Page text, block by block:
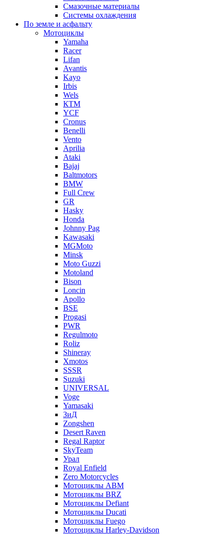
Смазочные материалы
Системы охлаждения
По земле и асфальту
Мотоциклы
Yamaha
Racer
Lifan
Avantis
Kayo
Irbis
Wels
КТМ
YCF
Cronus
Benelli
Vento
Aprilia
Ataki
Bajaj
Baltmotors
BMW
Full Crew
GR
Hasky
Honda
Johnny Pag
Kawasaki
MGMoto
Minsk
Moto Guzzi
Motoland
Bison
Loncin
Apollo
BSE
Progasi
PWR
Regulmoto
Roliz
Shineray
Xmotos
SSSR
Suzuki
UNIVERSAL
Voge
Yamasaki
ЗиД
Zongshen
Desert Raven
Regal Raptor
SkyTeam
Урал
Royal Enfield
Zero Motorcycles
Мотоциклы ABM
Мотоциклы BRZ
Мотоциклы Defiant
Мотоциклы Ducati
Мотоциклы Fuego
Мотоциклы Harley-Davidson